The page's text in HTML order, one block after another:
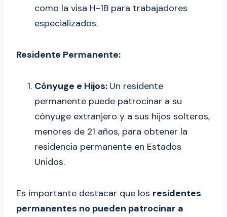
como la visa H-1B para trabajadores
especializados.
Residente Permanente:
Cónyuge e Hijos: Un residente
permanente puede patrocinar a su
cónyuge extranjero y a sus hijos solteros,
menores de 21 años, para obtener la
residencia permanente en Estados
Unidos.
Es importante destacar que los residentes
permanentes no pueden patrocinar a